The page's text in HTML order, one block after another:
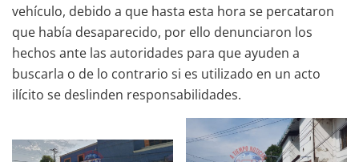
vehículo, debido a que hasta esta hora se percataron
que había desaparecido, por ello denunciaron los
hechos ante las autoridades para que ayuden a
buscarla o de lo contrario si es utilizado en un acto
ilícito se deslinden responsabilidades.